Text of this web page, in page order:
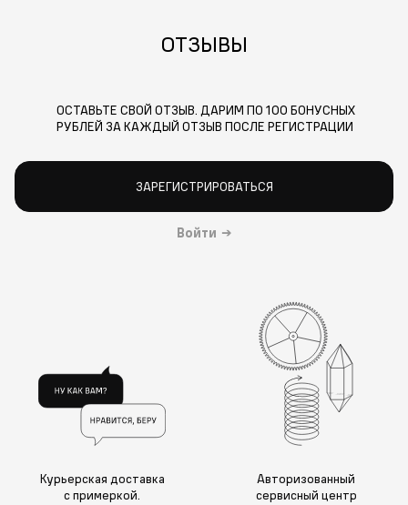
ОТЗЫВЫ
ОСТАВЬТЕ СВОЙ ОТЗЫВ. ДАРИМ ПО 100 БОНУСНЫХ
РУБЛЕЙ ЗА КАЖДЫЙ ОТЗЫВ ПОСЛЕ РЕГИСТРАЦИИ
ЗАРЕГИСТРИРОВАТЬСЯ
Войти →
Курьерская доставка
с примеркой.
Авторизованный
сервисный центр